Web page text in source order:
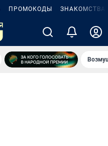
ПРОМОКОДЫ ЗНАКОМСТВА